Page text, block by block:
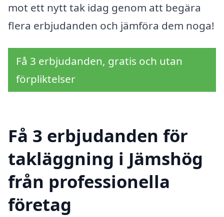
mot ett nytt tak idag genom att begära
flera erbjudanden och jämföra dem noga!
Få 3 erbjudanden, gratis och utan
förpliktelser
Få 3 erbjudanden för
takläggning i Jämshög
från professionella
företag